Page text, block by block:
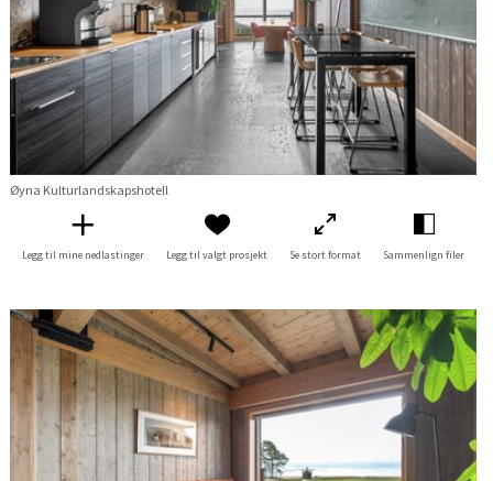
Øyna Kulturlandskapshotell
Legg til mine nedlastinger Legg til valgt prosjekt Se stort format Sammenlign filer